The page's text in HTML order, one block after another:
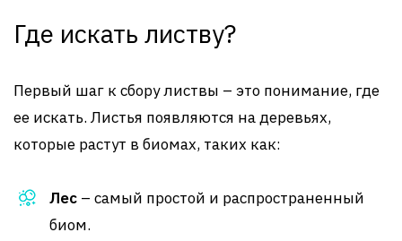
Где искать листву?
Первый шаг к сбору листвы – это понимание, где
ее искать. Листья появляются на деревьях,
которые растут в биомах, таких как:
Лес – самый простой и распространенный
биом.